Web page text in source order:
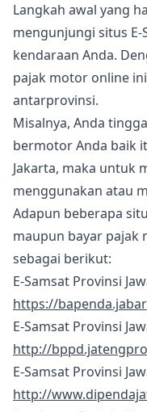
Langkah awal yang
mengunjungi situs
kendaraan Anda.
pajak motor online
antarprovinsi.
Misalnya, Anda
bermotor Anda baik
Jakarta, maka untuk
menggunakan atau
Adapun beberapa
maupun bayar pajak
sebagai berikut:
E-Samsat Provinsi
https://
E-Samsat Provinsi
http://
E-Samsat Provinsi
http://